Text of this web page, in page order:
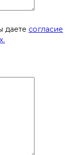
даете согласие